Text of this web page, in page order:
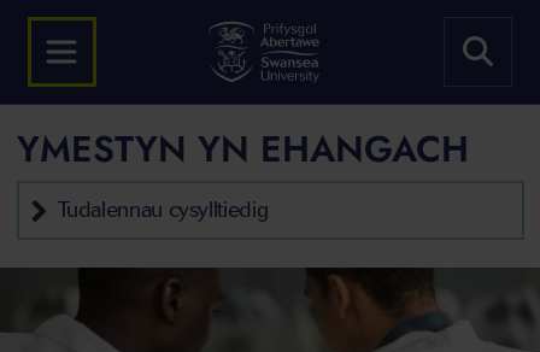
YMESTYN YN EHANGACH
Tudalennau cysylltiedig